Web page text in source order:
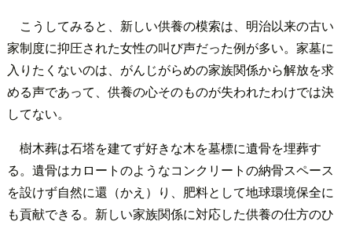
こうしてみると、新しい供養の模索は、明治以来の古い
家制度に抑圧された女性の叫び声だった例が多い。家墓に
入りたくないのは、がんじがらめの家族関係から解放を求
める声であって、供養の心そのものが失われたわけでは決
してない。
樹木葬は石塔を建てず好きな木を墓標に遺骨を埋葬す
る。遺骨はカロートのようなコンクリートの納骨スペース
を設けず自然に還（かえ）り、肥料として地球環境保全に
も貢献できる。新しい家族関係に対応した供養の仕方のひ